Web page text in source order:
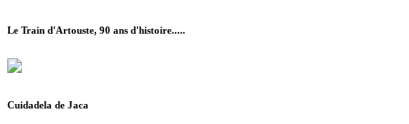
Le Train d'Artouste, 90 ans d'histoire.....
Cuidadela de Jaca